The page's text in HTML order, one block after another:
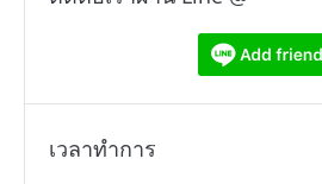
เวลาทำการ